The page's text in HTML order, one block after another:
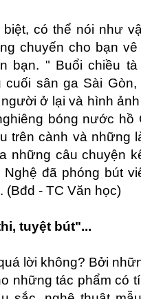
có thể nói như
chuyến cho bạn
bạn. " Buổi chiều
sân ga Sài
ở lại và hình
bóng nước
trên cành và những
những câu chuyện
Nghệ đã phóng bút
(Bđd - TC Văn học)
tuyệt bút"...
lời không? Bởi
những tác phẩm có